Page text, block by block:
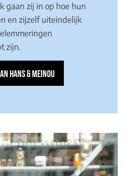
gaan zij in op hoe hun
en zijzelf uiteindelijk
zijn.
HANS & MEINOU